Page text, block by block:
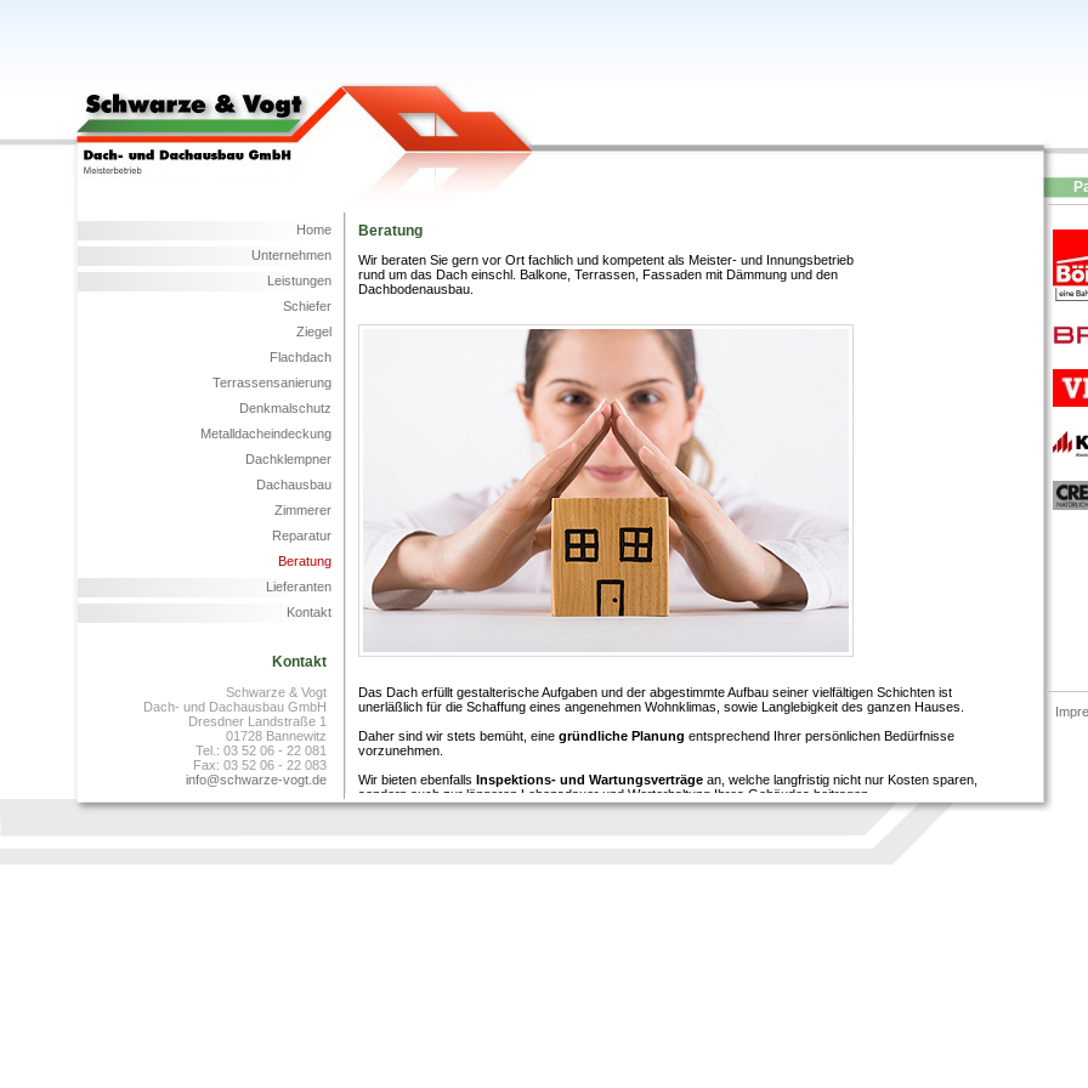
Home
Unternehmen
Leistungen
Schiefer
Ziegel
Flachdach
Terrassensanierung
Denkmalschutz
Metalldacheindeckung
Dachklempner
Dachausbau
Zimmerer
Reparatur
Beratung
Lieferanten
Kontakt
Kontakt
Schwarze & Vogt
Dach- und Dachausbau GmbH
Dresdner Landstraße 1
01728 Bannewitz
Tel.: 03 52 06 - 22 081
Fax: 03 52 06 - 22 083
info@schwarze-vogt.de
Beratung
Wir beraten Sie gern vor Ort fachlich und kompetent als Meister- und Innungsbetrieb
rund um das Dach einschl. Balkone, Terrassen, Fassaden mit Dämmung und den
Dachbodenausbau.
Das Dach erfüllt gestalterische Aufgaben und der abgestimmte Aufbau seiner vielfältigen Schichten ist
unerläßlich für die Schaffung eines angenehmen Wohnklimas, sowie Langlebigkeit des ganzen Hauses.
Daher sind wir stets bemüht, eine gründliche Planung entsprechend Ihrer persönlichen Bedürfnisse
vorzunehmen.
Wir bieten ebenfalls Inspektions- und Wartungsverträge an, welche langfristig nicht nur Kosten sparen,
sondern auch zur längeren Lebensdauer und Werterhaltung Ihres Gebäudes beitragen.